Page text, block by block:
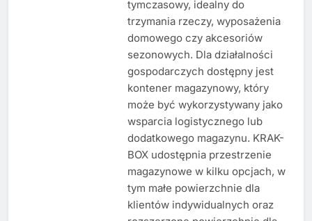
tymczasowy, idealny do
trzymania rzeczy, wyposażenia
domowego czy akcesoriów
sezonowych. Dla działalności
gospodarczych dostępny jest
kontener magazynowy, który
może być wykorzystywany jako
wsparcia logistycznego lub
dodatkowego magazynu. KRAK-
BOX udostępnia przestrzenie
magazynowe w kilku opcjach, w
tym małe powierzchnie dla
klientów indywidualnych oraz